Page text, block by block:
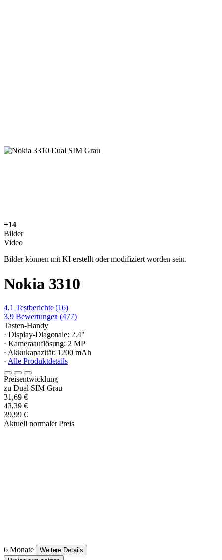
+14
Bilder
Video
Bilder können mit KI erstellt oder modifiziert worden sein.
Nokia 3310
4,1 Testberichte (16)
3,9 Bewertungen (477)
Tasten-Handy
· Display-Diagonale: 2.4"
· Kameraauflösung: 2 MP
· Akkukapazität: 1200 mAh
· Alle Produktdetails
Preisentwicklung
zu Dual SIM Grau
31,69 €
43,39 €
39,99 €
Aktuell normaler Preis
6 Monate
Weitere Details